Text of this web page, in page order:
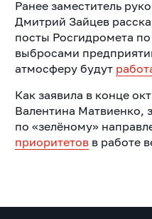
Ранее заместитель
Дмитрий Зайцев
посты Росгидромета
выбросами
атмосферу будут
Как заявила в конце
Валентина Матвиенко,
по «зелёному»
приоритетовв работе